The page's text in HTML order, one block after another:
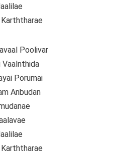
Poolivar
Vaalnthida
Porumai
Anbudan